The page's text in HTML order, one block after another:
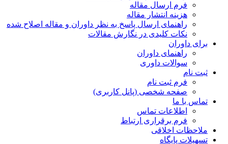
فرم ارسال مقاله
هزینه انتشار مقاله
راهنمای ارسال پاسخ به نظر داوران و مقاله اصلاح شده
نکات کلیدی در نگارش مقالات
برای داوران
راهنمای داوران
سوالات داوری
ثبت نام
فرم ثبت نام
صفحه شخصی (پانل کاربری)
تماس با ما
اطلاعات تماس
فرم برقراری ارتباط
ملاحظات اخلاقی
تسهیلات پایگاه